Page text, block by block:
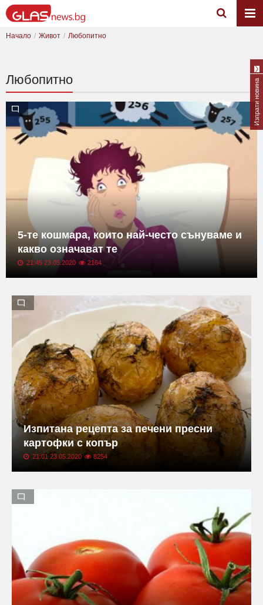
Начало Живот Любопитно
Любопитно
5-те кошмара, които най-често сънуваме и
какво означават те
21:45 23.05.2020 2164
Изпитана рецепта за печени пресни
картофки с копър
21:01 23.05.2020 8254
Изпрати новина